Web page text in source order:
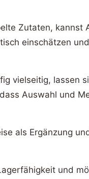
Zutaten, kannst
einschätzen
vielseitig, lassen
Auswahl und
als Ergänzung
und